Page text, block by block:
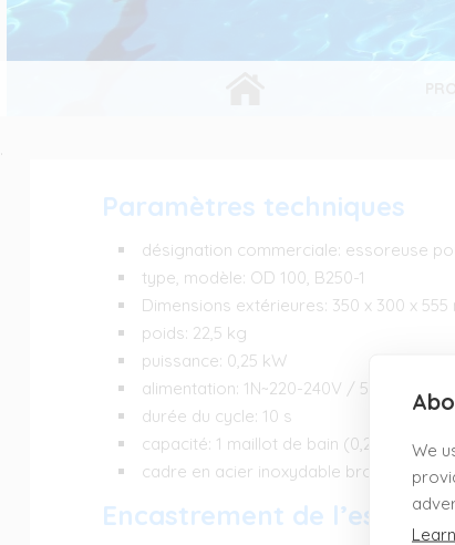
.
Paramètres techniques
désignation commerciale: essoreuse
type, modèle: OD 100, B250-1
Dimensions extérieures: 350 x 300 x
poids: 22,5 kg
puissance: 0,25 kW
alimentation: 1N~220-240V / 50/60Hz
durée du cycle: 10 s
capacité: 1 maillot de bain (0,25 kg)
cadre en acier inoxydable brossé
Encastrement de
We